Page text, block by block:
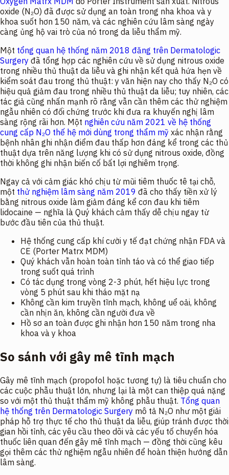
oxide (N₂O) đã được sử dụng an toàn trong nha khoa và y
khoa suốt hơn 150 năm, và các nghiên cứu lâm sàng ngày
càng ủng hộ vai trò của nó trong da liễu thẩm mỹ.
Một tổng quan hệ thống năm 2018 đăng trên Dermatologic
Surgery đã tổng hợp các nghiên cứu về sử dụng nitrous oxide
trong nhiều thủ thuật da liễu và ghi nhận kết quả hứa hẹn về
kiểm soát đau trong thủ thuật: y văn hiện nay cho thấy N₂O có
hiệu quả giảm đau trong nhiều thủ thuật da liễu; tuy nhiên, các
tác giả cũng nhấn mạnh rõ rằng vẫn cần thêm các thử nghiệm
ngẫu nhiên có đối chứng trước khi đưa ra khuyến nghị lâm
sàng rộng rãi hơn. Một nghiên cứu năm 2021 về hệ thống
cung cấp N₂O thế hệ mới dùng trong thẩm mỹ xác nhận rằng
bệnh nhân ghi nhận điểm đau thấp hơn đáng kể trong các thủ
thuật dựa trên năng lượng khi có sử dụng nitrous oxide, đồng
thời không ghi nhận biến cố bất lợi nghiêm trọng.
Ngay cả với cảm giác khó chịu từ mũi tiêm thuốc tê tại chỗ,
một thử nghiệm lâm sàng năm 2019 đã cho thấy tiền xử lý
bằng nitrous oxide làm giảm đáng kể cơn đau khi tiêm
lidocaine — nghĩa là Quý khách cảm thấy dễ chịu ngay từ
bước đầu tiên của thủ thuật.
Hệ thống cung cấp khí cười y tế đạt chứng nhận FDA và
CE (Porter Matrx MDM)
Quý khách vẫn hoàn toàn tỉnh táo và có thể giao tiếp
trong suốt quá trình
Có tác dụng trong vòng 2-3 phút, hết hiệu lực trong
vòng 5 phút sau khi tháo mặt nạ
Không cần kim truyền tĩnh mạch, không uể oải, không
cần nhịn ăn, không cần người đưa về
Hồ sơ an toàn được ghi nhận hơn 150 năm trong nha
khoa và y khoa
So sánh với gây mê tĩnh mạch
Gây mê tĩnh mạch (propofol hoặc tương tự) là tiêu chuẩn cho
các cuộc phẫu thuật lớn, nhưng lại là một can thiệp quá nặng
so với một thủ thuật thẩm mỹ không phẫu thuật. Tổng quan
hệ thống trên Dermatologic Surgery mô tả N₂O như một giải
pháp hỗ trợ thực tế cho thủ thuật da liễu, giúp tránh được thời
gian hồi tỉnh, các yêu cầu theo dõi và các yếu tố chuyển hóa
thuốc liên quan đến gây mê tĩnh mạch — đồng thời cũng kêu
gọi thêm các thử nghiệm ngẫu nhiên để hoàn thiện hướng dẫn
lâm sàng.